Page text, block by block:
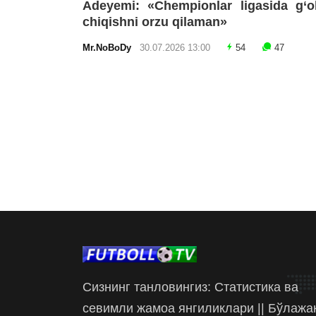
Adeyemi: «Chempionlar ligasida
chiqishni orzu qilaman»
Mr.NoBoDy 30.07.2026 13:00 54 47
Сизнинг танловингиз: Статистика ва
севимли жамоа янгиликлари ||